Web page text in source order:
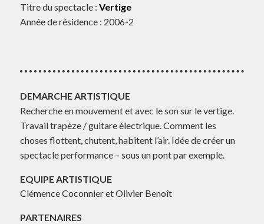
Titre du spectacle : Vertige
Année de résidence : 2006-2
DEMARCHE ARTISTIQUE
Recherche en mouvement et avec le son sur le vertige.
Travail trapèze / guitare électrique. Comment les
choses flottent, chutent, habitent l’air. Idée de créer un
spectacle performance – sous un pont par exemple.
EQUIPE ARTISTIQUE
Clémence Coconnier et Olivier Benoît
PARTENAIRES